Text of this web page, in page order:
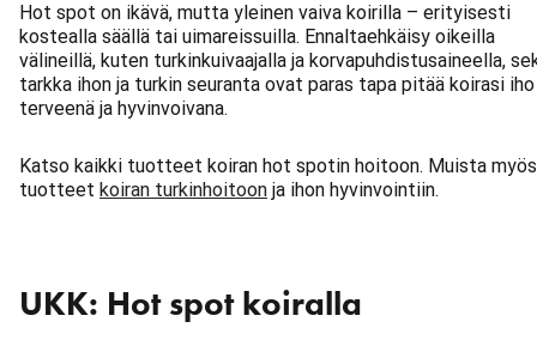
Hot spot on ikävä, mutta yleinen vaiva koirilla – erityisesti
kostealla säällä tai uimareissuilla. Ennaltaehkäisy oikeilla
välineillä, kuten turkinkuivaajalla ja korvapuhdistusaineella,
tarkka ihon ja turkin seuranta ovat paras tapa pitää koirasi iho
terveenä ja hyvinvoivana.
Katso kaikki tuotteet koiran hot spotin hoitoon. Muista myös
tuotteet koiran turkinhoitoon ja ihon hyvinvointiin.
UKK: Hot spot koiralla